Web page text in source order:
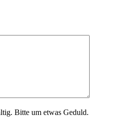
Bitte um etwas Geduld.